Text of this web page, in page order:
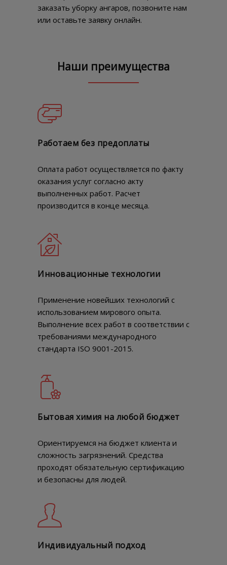
заказать уборку ангаров, позвоните нам
или оставьте заявку онлайн.
Наши преимущества
Работаем без предоплаты
Оплата работ осуществляется по факту
оказания услуг согласно акту
выполненных работ. Расчет
производится в конце месяца.
Инновационные технологии
Применение новейших технологий с
использованием мирового опыта.
Выполнение всех работ в соответствии с
требованиями международного
стандарта ISO 9001-2015.
Бытовая химия на любой бюджет
Ориентируемся на бюджет клиента и
сложность загрязнений. Средства
проходят обязательную сертификацию
и безопасны для людей.
Индивидуальный подход